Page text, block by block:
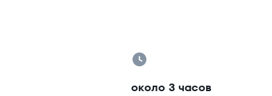
около 3 часов